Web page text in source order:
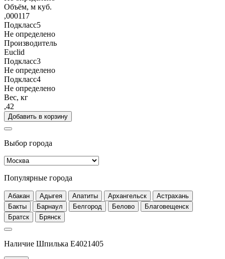
Объём, м куб.
,000117
Подкласс5
Не определено
Производитель
Euclid
Подкласс3
Не определено
Подкласс4
Не определено
Вес, кг
,42
Добавить в корзину
Выбор города
Популярные города
Абакан Адыгея Апатиты Архангельск
Астрахань
Бакты
Барнаул Белгород Белово
Благовещенск
Братск
Брянск
Наличие Шпилька E4021405